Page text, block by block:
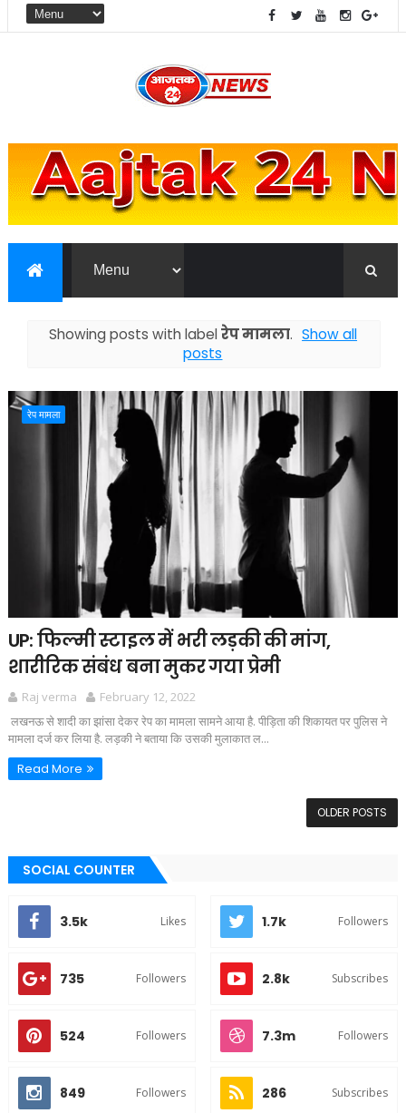
Showing posts with label रेप मामला. Show all
posts
रेप मामला
UP: फिल्मी स्टाइल में भरी लड़की की मांग,
शारीरिक संबंध बना मुकर गया प्रेमी
Raj verma
February 12, 2022
लखनऊ से शादी का झांसा देकर रेप का मामला सामने आया है. पीड़िता की शिकायत पर पुलिस ने
मामला दर्ज कर लिया है. लड़की ने बताया कि उसकी मुलाकात ल...
Read More
OLDER POSTS
SOCIAL COUNTER
3.5k Likes 1.7k Followers
735 Followers 2.8k Subscribes
524 Followers 7.3m Followers
849 Followers 286 Subscribes